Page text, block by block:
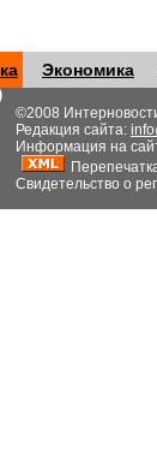
Экономика
©2008
Редакция сайта:
Информация на
Свидетельство о